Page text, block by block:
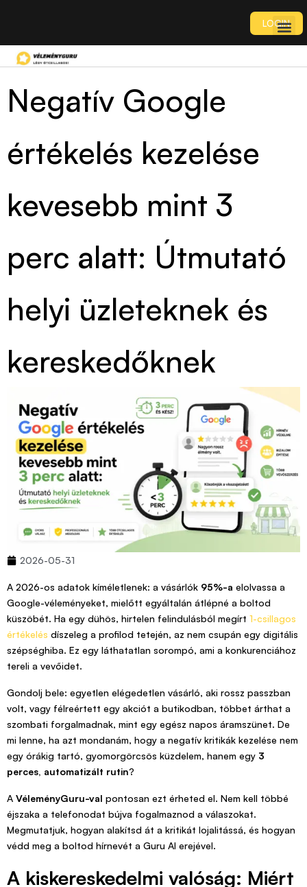
LOGIN
Negatív Google
értékelés kezelése
kevesebb mint 3
perc alatt: Útmutató
helyi üzleteknek és
kereskedőknek
2026-05-31
A 2026-os adatok kíméletlenek: a vásárlók 95%-a elolvassa a
Google-véleményeket, mielőtt egyáltalán átlépné a boltod
küszöbét. Ha egy dühös, hirtelen felindulásból megírt 1-csillagos
értékelés díszeleg a profilod tetején, az nem csupán egy digitális
szépséghiba. Ez egy láthatatlan sorompó, ami a konkurenciához
tereli a vevőidet.
Gondolj bele: egyetlen elégedetlen vásárló, aki rossz passzban
volt, vagy félreértett egy akciót a butikodban, többet árthat a
szombati forgalmadnak, mint egy egész napos áramszünet. De
mi lenne, ha azt mondanám, hogy a negatív kritikák kezelése nem
egy órákig tartó, gyomorgörcsös küzdelem, hanem egy 3
perces, automatizált rutin?
A VéleményGuru-val pontosan ezt érheted el. Nem kell többé
éjszaka a telefonodat bújva fogalmaznod a válaszokat.
Megmutatjuk, hogyan alakítsd át a kritikát lojalitássá, és hogyan
védd meg a boltod hírnevét a Guru AI erejével.
A kiskereskedelmi valóság: Miért